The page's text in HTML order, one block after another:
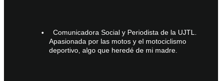
Comunicadora Social y Periodista de la UJTL.
Apasionada por las motos y el motociclismo
deportivo, algo que heredé de mi madre.